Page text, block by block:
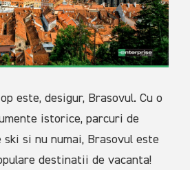
este, desigur, Brasovul. Cu o
istorice, parcuri de
si nu numai, Brasovul este
destinatii de vacanta!